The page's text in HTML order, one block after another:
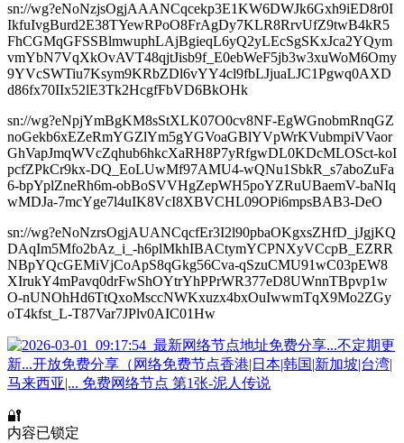
sn://wg?eNoNzjsOgjAAANCqcekp3E1KW6DWJk6Gxh9iED8r0I
IkfuIvgBurd2E38TYewRPoO8FrAgDy7KLR8RrvUfZ9twB4kR5
FhCGMqGFSSBlmwuphLAjBgieqL6yQ2yLEcSgSKxJca2YQym
vmYbN7VqXkOvAVT48qjtJisb9f_E0ebWeF5jb3w3xuWoM6Omy
9YVcSWTiu7Ksym9KRbZDl6vYY4cl9fbLJjuaLJC1Pgwq0AXD
d86fx70IIx52lE3Tk2HcgfFbVD6BkOHk
sn://wg?eNpjYmBgKM8sStXLK07O0cv8NF-EgWGnobmRnqGZ
noGekb6xEZeRmYGZlYm5gYGVoaGBlYVpWrKVubmpiVVaor
GhVapJmqWVcZqhub6hkcXaRH8P7yRfgwDL0KDcMLOSct-koI
pcfZPkCr9kx-DQ_EoLUwMf97AMU4-wQNu1SbkR_s7aboZuFa
6-bpYplZneRh6m-obBoSVVHgZepWH5poYZRuUBaemV-baNIq
wMDJa-7mcYge7l4uIK8VcI8XBVCHL09OPi6mpsBAB3-DeO
sn://wg?eNoNzrsOgjAUANCqcfEr3I2l90pbaOKgxsZHfD_jJgjKQ
DAqIm5Mfo2bAz_i_-h6plMkhIBACtymYCPNXyVCcpB_EZRR
NBpYQcGEMiVjCoApS8qGkg56Cva-qSzuCMU91wC03pEW8
XIrukY4mPavq0drFwShOYtrYhPPrWR377eD8UWnnTBpvp1w
O-nUNOhHd6TtQxoMsccNWKxuzx4bxOuIwwmTqX9Mo2ZGy
oT4kfst_L-T87Var7JPlv0AIC01Hw
🔐
内容已锁定